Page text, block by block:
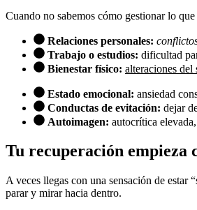
Cuando no sabemos cómo gestionar lo
Relaciones personales:
Trabajo o estudios: dificultad
Bienestar físico: alteraciones del
Estado emocional: ansiedad
Conductas de evitación: dejar
Autoimagen: autocrítica elevada,
Tu recuperación empieza
A veces llegas con una sensación de estar
parar y mirar hacia dentro.